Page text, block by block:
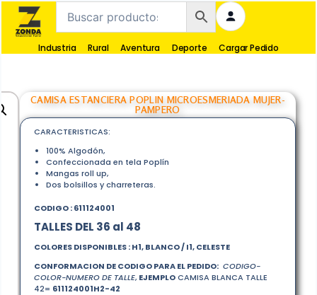
Industria Rural Aventura Deporte Cargar Pedido
CAMISA ESTANCIERA POPLIN MICROESMERIADA MUJER-
PAMPERO
CARACTERISTICAS:
100% Algodón,
Confeccionada en tela Poplín
Mangas roll up,
Dos bolsillos y charreteras.
CODIGO : 611124001
TALLES DEL 36 al 48
COLORES DISPONIBLES :H1, BLANCO / I1, CELESTE
CONFORMACION DE CODIGO PARA EL PEDIDO: CODIGO-
COLOR-NUMERO DE TALLE, EJEMPLOCAMISA BLANCA TALLE
42= 611124001H2-42